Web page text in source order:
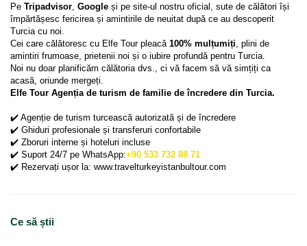
Pe Tripadvisor, Google și pe site-ul nostru oficial, sute de călători își
împărtășesc fericirea și amintirile de neuitat după ce au descoperit
Turcia cu noi.
Cei care călătoresc cu Elfe Tour pleacă 100% mulțumiți, plini de
amintiri frumoase, prietenii noi și o iubire profundă pentru Turcia.
Noi nu doar planificăm călătoria dvs., ci vă facem să vă simțiți ca
acasă, oriunde mergeți.
Elfe Tour Agenția de turism de familie de încredere din Turcia.
✔️ Agenție de turism turcească autorizată și de încredere
✔️ Ghiduri profesionale și transferuri confortabile
✔️ Zboruri interne și hoteluri incluse
✔️ Suport 24/7 pe WhatsApp:+90 533 732 88 71
✔️ Rezervați ușor la: www.travelturkeyistanbultour.com
Ce să știi